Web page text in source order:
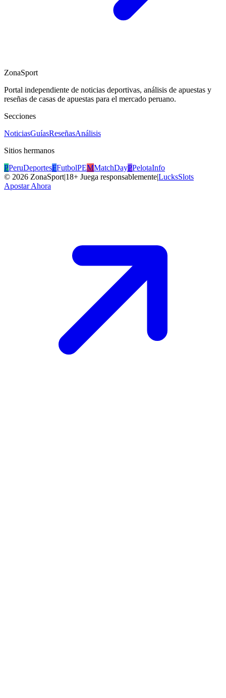
ZonaSport
Portal independiente de noticias deportivas, análisis de apuestas y
reseñas de casas de apuestas para el mercado peruano.
Secciones
NoticiasGuíasReseñasAnálisis
Sitios hermanos
PPeruDeportesFFutbolPEMMatchDayPPelotaInfo
© 2026 ZonaSport|18+ Juega responsablemente|LucksSlots
Apostar Ahora